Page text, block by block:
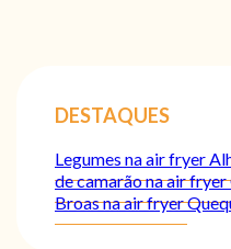
DESTAQUES
Legumes na air fryer
de camarão na air fryer
Broas na air fryer